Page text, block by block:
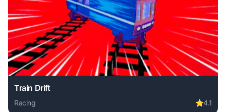
Train Drift
Racing ⭐4.1